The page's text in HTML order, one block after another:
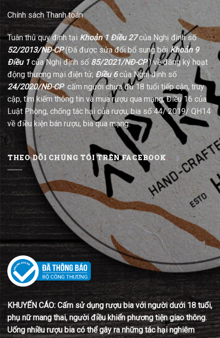
Chính sách Thanh toán
Tuân thủ quy định tại Khoản 1 Điều 27của Nghị định số
52/2013/NĐ-CP(Đã được sửa đổi bổ sung bởi Khoản 9
Điều 1của Nghị định số 85/2021/NĐ-CP) về đăng ký hoạt
động thương mại điện tử; Điều 6của Nghị định số
24/2020/NĐ-CPcấm người chưa đủ 18 tuổi tiếp cận, truy
cập, tìm kiếm thông tin và mua rượu qua mạng; Điều 16 của
Luật Phòng, chống tác hại của rượu, bia số 44/ 2019/ QH14
về điều kiện bán rượu, bia qua mạng.
THEO DÕI CHÚNG TÔI TRÊN FACEBOOK
KHUYẾN CÁO: Cấm sử dụng rượu bia với người dưới 18 tuổi,
phụ nữ mang thai, người điều khiển phương tiện giao thông.
Uống nhiều rượu bia có thể gây ra những tác hại nghiêm